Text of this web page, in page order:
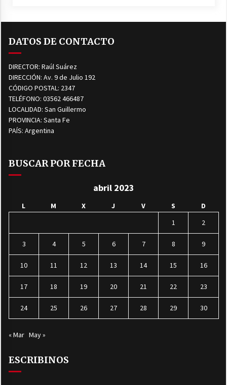
DATOS DE CONTACTO
DIRECTOR: Raúl Suárez
DIRECCIÓN: Av. 9 de Julio 192
CÓDIGO POSTAL: 2347
TELÉFONO: 03562 466487
LOCALIDAD: San Guillermo
PROVINCIA: Santa Fe
PAÍS: Argentina
BUSCAR POR FECHA
abril 2023
L M X J V S
D
1
2
3 4 5 6 7 8 9
10 11 12 13 14 15 16
17 18 19 20 21 22 23
24 25 26 27 28 29 30
« Mar May »
ESCRIBINOS